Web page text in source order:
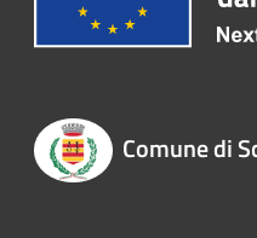
Comune di